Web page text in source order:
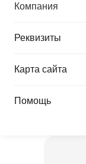
Компания
Реквизиты
Карта сайта
Помощь